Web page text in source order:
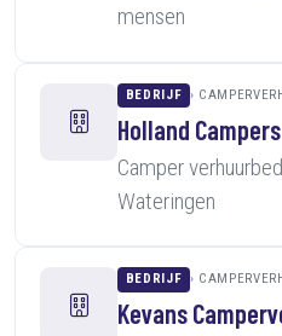
mensen
BEDRIJF
Holland Campers
Camper
Wateringen
BEDRIJF
Kevans